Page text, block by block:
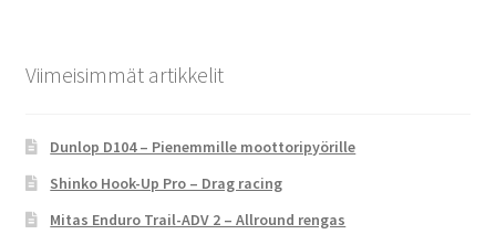
Viimeisimmät artikkelit
Dunlop D104 – Pienemmille moottoripyörille
Shinko Hook-Up Pro – Drag racing
Mitas Enduro Trail-ADV 2 – Allround rengas